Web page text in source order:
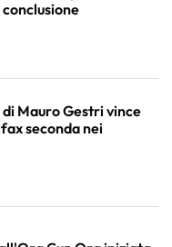
di Mauro Gestri vince
seconda nei